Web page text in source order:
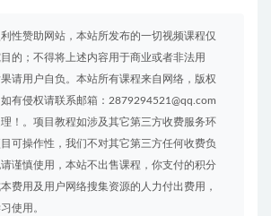
性赞助网站，本站所发布的一切视频课程仅
的；不得将上述内容用于商业或者非法用
请用户自负。本站所有课程来自网络，版权
有侵权请联系邮箱：2879294521@qq.com
！。项目教程如涉及其它第三方收费服务环
可操作性，我们不对其它第三方任何收费负
谨慎使用，本站不出售课程，你支付的积分
费用及用户网络搜集资源的人力付出费用，
使用。